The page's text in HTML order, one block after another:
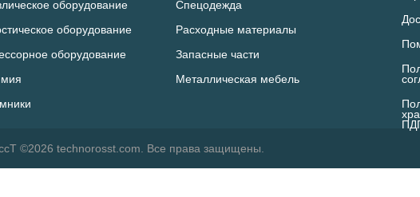
оборудование
оборудование
оборудование
Спецодежда
Расходные материалы
Запасные части
Металлическая мебель
©2026 technorosst.com. Все права защищены.